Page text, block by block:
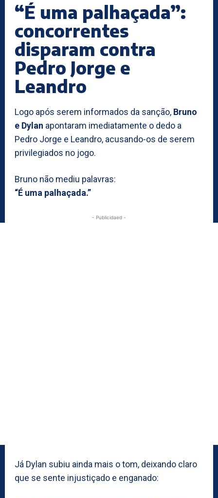
“É uma palhaçada”:
concorrentes
disparam contra
Pedro Jorge e
Leandro
Logo após serem informados da sanção, Bruno
e Dylan apontaram imediatamente o dedo a
Pedro Jorge e Leandro, acusando-os de serem
privilegiados no jogo.
Bruno não mediu palavras:
“É uma palhaçada.”
- Publicidaed -
Já Dylan subiu ainda mais o tom, deixando claro
que se sente injustiçado e enganado: